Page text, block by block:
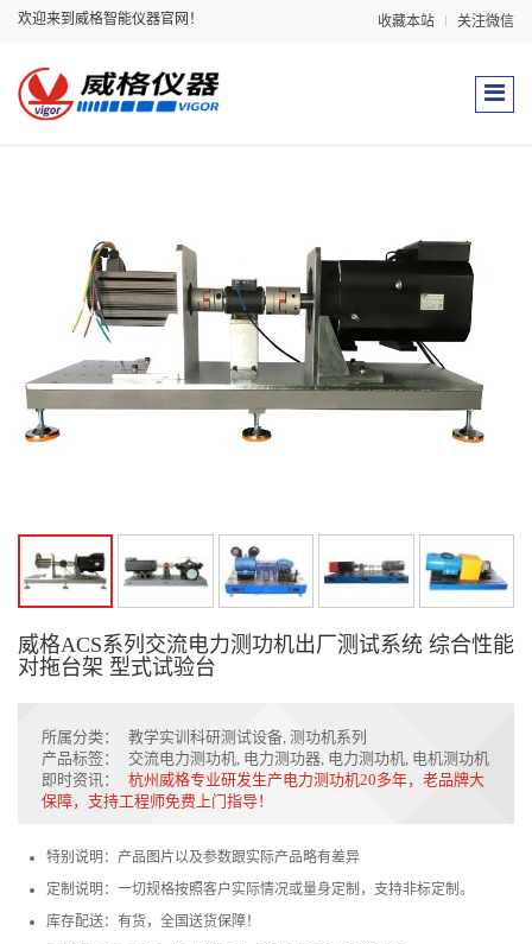
欢迎来到威格智能仪器官网！ 收藏本站 关注微信
威格ACS系列交流电力测功机出厂测试系统 综合性能
对拖台架 型式试验台
所属分类： 教学实训科研测试设备, 测功机系列
产品标签：
交流电力测功机, 电力测功器, 电力测功机, 电机测功机
即时资讯：
杭州威格专业研发生产电力测功机20多年，老品牌大
保障，支持工程师免费上门指导！
特别说明：产品图片以及参数跟实际产品略有差异
定制说明：一切规格按照客户实际情况或量身定制，支持非标定制。
库存配送：有货，全国送货保障！